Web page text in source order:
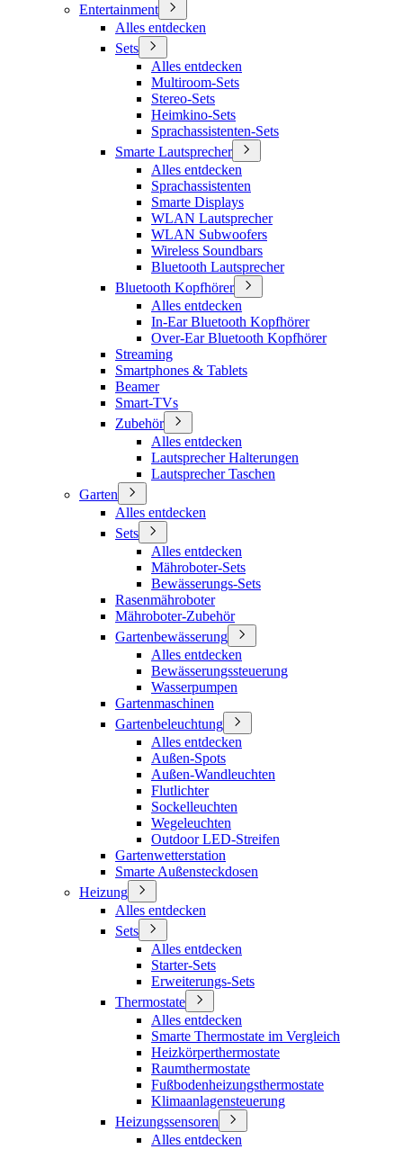
Entertainment
Alles entdecken
Sets
Alles entdecken
Multiroom-Sets
Stereo-Sets
Heimkino-Sets
Sprachassistenten-Sets
Smarte Lautsprecher
Alles entdecken
Sprachassistenten
Smarte Displays
WLAN Lautsprecher
WLAN Subwoofers
Wireless Soundbars
Bluetooth Lautsprecher
Bluetooth Kopfhörer
Alles entdecken
In-Ear Bluetooth Kopfhörer
Over-Ear Bluetooth Kopfhörer
Streaming
Smartphones & Tablets
Beamer
Smart-TVs
Zubehör
Alles entdecken
Lautsprecher Halterungen
Lautsprecher Taschen
Garten
Alles entdecken
Sets
Alles entdecken
Mähroboter-Sets
Bewässerungs-Sets
Rasenmähroboter
Mähroboter-Zubehör
Gartenbewässerung
Alles entdecken
Bewässerungssteuerung
Wasserpumpen
Gartenmaschinen
Gartenbeleuchtung
Alles entdecken
Außen-Spots
Außen-Wandleuchten
Flutlichter
Sockelleuchten
Wegeleuchten
Outdoor LED-Streifen
Gartenwetterstation
Smarte Außensteckdosen
Heizung
Alles entdecken
Sets
Alles entdecken
Starter-Sets
Erweiterungs-Sets
Thermostate
Alles entdecken
Smarte Thermostate im Vergleich
Heizkörperthermostate
Raumthermostate
Fußbodenheizungsthermostate
Klimaanlagensteuerung
Heizungssensoren
Alles entdecken